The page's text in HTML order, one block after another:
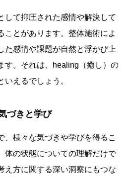
して抑圧された感情や解決して
ことがあります。整体施術によ
た感情や課題が自然と浮かび上
す。それは、healing（癒し）の
いえるでしょう。
づきと学び
、様々な気づきや学びを得るこ
体の状態についての理解だけで
え方に関する深い洞察にもつな